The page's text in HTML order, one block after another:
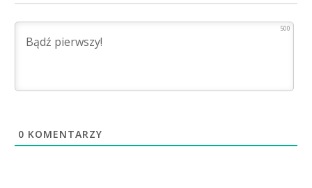
500
0 KOMENTARZY